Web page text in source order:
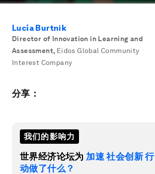
Lucía Burtnik
Director of Innovation in Learning and
Assessment, Eidos Global Community
Interest Company
分享：
我们的影响力
世界经济论坛为 加速 社会创新 行
动做了什么？